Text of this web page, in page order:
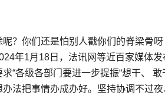
？你们还是怕别人戳你们的脊梁骨呀
年1月18日，法讯网等近百家媒体
“各级各部门要进一步提振“想干、
法把事情办成办好。坚持协调不过